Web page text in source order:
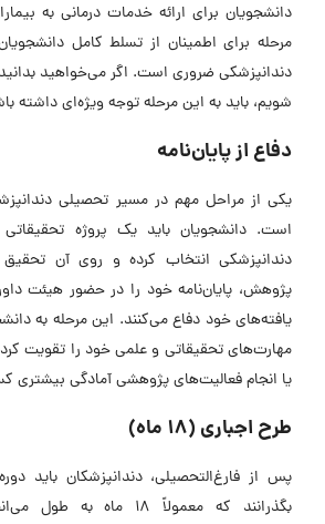
دانشجویان برای ارائه خدمات درمانی به
مرحله برای اطمینان از تسلط کامل
دندانپزشکی ضروری است. اگر می‌خواهید
شویم، باید به این مرحله توجه ویژه‌ای داشته
دفاع از پایان‌نامه
یکی از مراحل مهم در مسیر تحصیلی
است. دانشجویان باید یک پروژه تحقیقاتی
دندانپزشکی انتخاب کرده و روی آن
پژوهش، پایان‌نامه خود را در حضور هیئت
یافته‌های خود دفاع می‌کنند. این مرحله به
مهارت‌های تحقیقاتی و علمی خود را تقویت
یا انجام فعالیت‌های پژوهشی آمادگی بیشتری
طرح اجباری (18 ماه)
پس از فارغ‌التحصیلی، دندانپزشکان باید
بگذرانند که معمولاً 18